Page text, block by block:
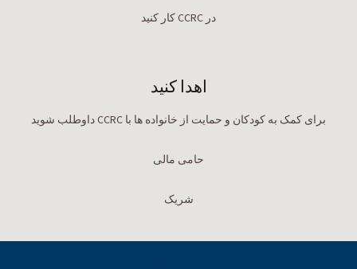
در CCRC کار کنید
اهدا کنید
برای کمک به کودکان و حمایت از خانواده ها با CCRC داوطلب شوید
حامی مالی
شریک